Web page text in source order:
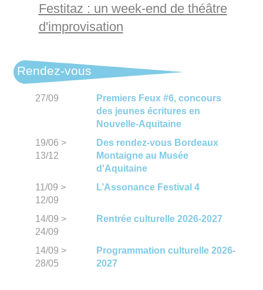
Festitaz : un week-end de théâtre
d'improvisation
Rendez-vous
27/09
Premiers Feux #6, concours
des jeunes écritures en
Nouvelle-Aquitaine
19/06 >
13/12
Des rendez-vous Bordeaux
Montaigne au Musée
d'Aquitaine
11/09 >
12/09
L’Assonance Festival 4
14/09 >
24/09
Rentrée culturelle 2026-2027
14/09 >
28/05
Programmation culturelle 2026-
2027